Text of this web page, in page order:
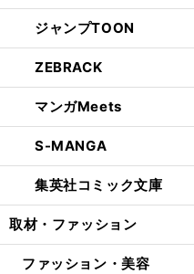
ジャンプTOON
ZEBRACK
マンガMeets
S-MANGA
集英社コミック文庫
取材・ファッション
ファッション・美容